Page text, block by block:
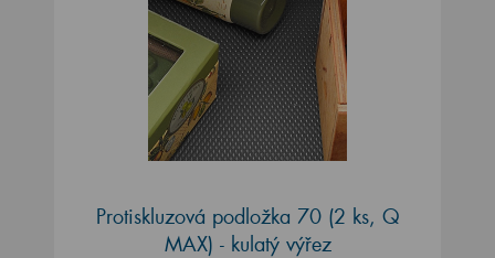
Protiskluzová podložka 70 (2 ks, Q
MAX) - kulatý výřez